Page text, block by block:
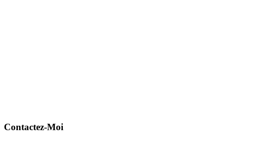
Contactez-Moi